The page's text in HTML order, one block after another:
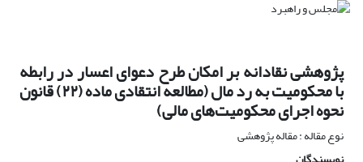
پژوهشی نقادانه بر امکان طرح دعوای اعسار در رابطه
با محکومیت به رد مال (مطالعه انتقادی ماده (۲۲) قانون
نحوه اجرای محکومیت‌های مالی)
نوع مقاله : مقاله پژوهشی